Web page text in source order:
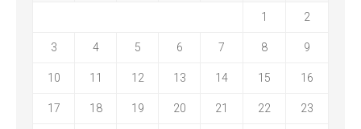
1 2
3 4 5 6 7 8 9
10 11 12 13 14 15 16
17 18 19 20 21 22 23